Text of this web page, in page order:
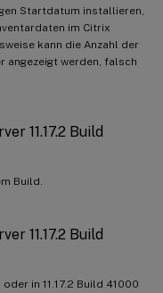
Startdatum installieren,
im Citrix
kann die Anzahl der
angezeigt werden, falsch
11.17.2 Build
Build.
11.17.2 Build
in 11.17.2 Build 41000